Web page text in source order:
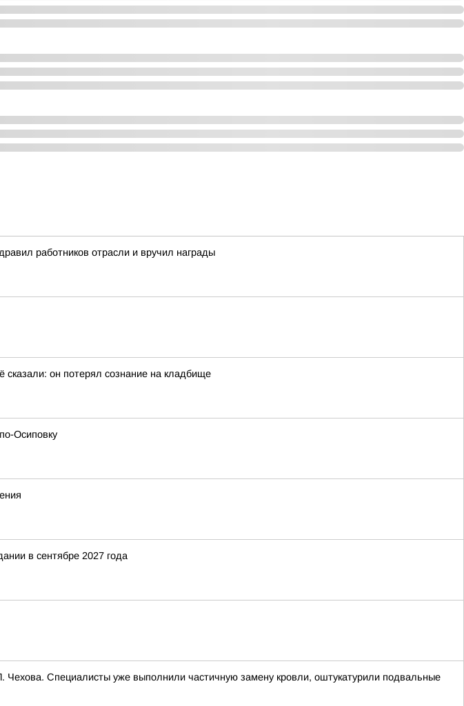
работников отрасли и вручил награды
сказали: он потерял сознание на кладбище
Осиповку
в сентябре 2027 года
Чехова. Специалисты уже выполнили частичную замену кровли, оштукатурили подвальные